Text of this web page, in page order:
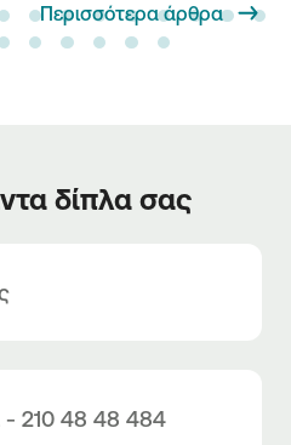
Περισσότερα άρθρα
δίπλα σας
- 210 48 48 484